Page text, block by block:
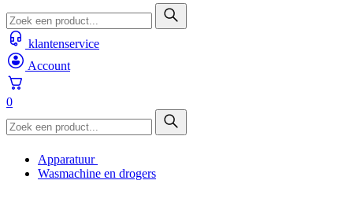
klantenservice
Account
0
Apparatuur
Wasmachine en drogers